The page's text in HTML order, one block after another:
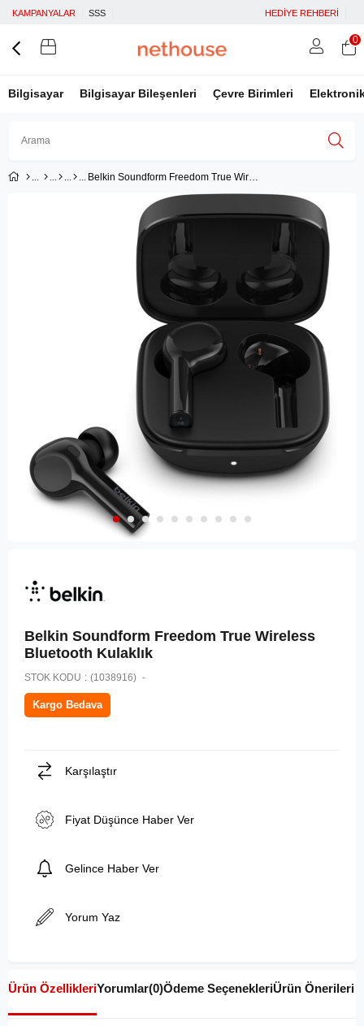
KAMPANYALAR SSS HEDİYE REHBERİ
Bilgisayar Bilgisayar Bileşenleri Çevre Birimleri
Google İle Bağlan
0
Belkin Soundform Freedom True Wireless Bluetooth Kulaklık
Belkin Soundform Freedom True Wireless
Bluetooth Kulaklık
STOK KODU (1038916)
Kargo Bedava
Karşılaştır
Fiyat Düşünce Haber Ver
Gelince Haber Ver
Yorum Yaz
Ürün ÖzellikleriYorumlar(0)Ödeme SeçenekleriÜrün Önerileri